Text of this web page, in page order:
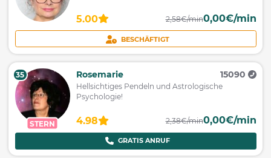
5.00 2,58€/min0,00€/min
BESCHÄFTIGT
STERN
35 Rosemarie 15090
Hellsichtiges Pendeln und Astrologische
Psychologie!
4.98 2,38€/min0,00€/min
GRATIS ANRUF